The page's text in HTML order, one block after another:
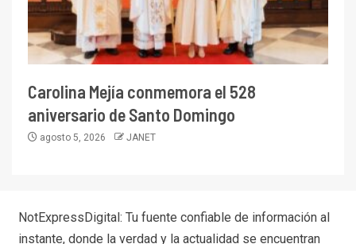
Carolina Mejía conmemora el 528
aniversario de Santo Domingo
agosto 5, 2026 JANET
NotExpressDigital: Tu fuente confiable de información al
instante, donde la verdad y la actualidad se encuentran